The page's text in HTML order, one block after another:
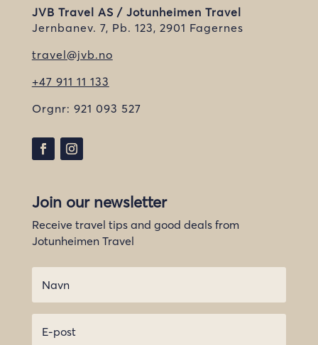
JVB Travel AS / Jotunheimen Travel
Jernbanev. 7, Pb. 123, 2901 Fagernes
travel@jvb.no
+47 911 11 133
Orgnr: 921 093 527
Join our newsletter
Receive travel tips and good deals from
Jotunheimen Travel